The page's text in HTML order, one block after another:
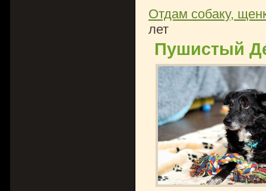
Отдам собаку,
лет
Пушистый